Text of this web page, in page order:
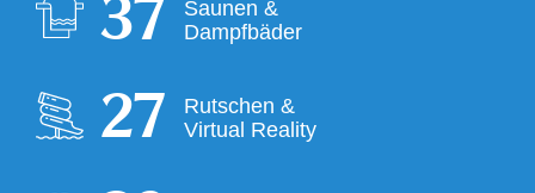
38
Saunen &
Dampfbäder
28
Rutschen &
Virtual Reality